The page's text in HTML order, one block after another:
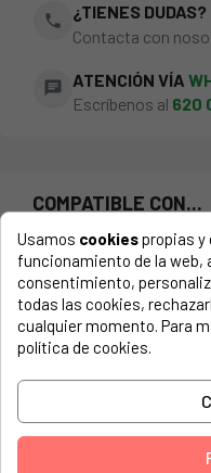
phone
¿TIENES DUDAS?
Contacta con
chat ATENCIÓN VÍA
Escríbenos al 620
COMPATIBLE CON...
El número de modelo lo
electrodoméstico. Suele
letras.
ZANUSSI, Z6420
Usamos cookiespropias y
funcionamiento de la web,
consentimiento,
todas las cookies,
cualquier momento. Para
política de cookies.